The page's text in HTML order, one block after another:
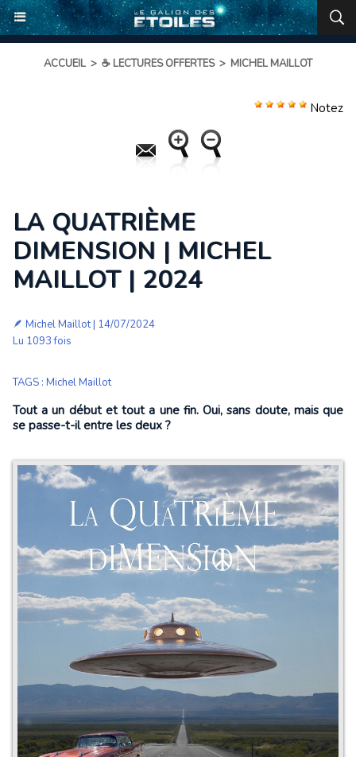
ACCUEIL > ☕ LECTURES OFFERTES > MICHEL MAILLOT
Notez
LA QUATRIÈME
DIMENSION | MICHEL
MAILLOT | 2024
🪶 Michel Maillot| 14/07/2024
Lu 1093 fois
TAGS : Michel Maillot
Tout a un début et tout a une fin. Oui, sans doute, mais que
se passe-t-il entre les deux ?